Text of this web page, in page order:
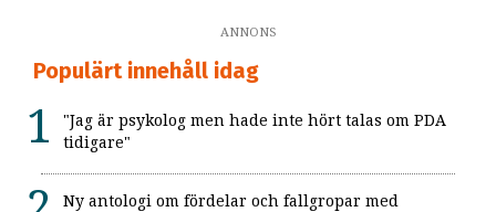
ANNONS
Populärt innehåll idag
"Jag är psykolog men hade inte hört talas om PDA
tidigare"
Ny antologi om fördelar och fallgropar med